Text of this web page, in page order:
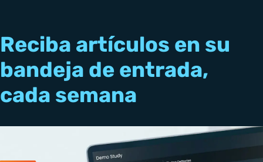
Reciba artículos en su
bandeja de entrada,
cada semana